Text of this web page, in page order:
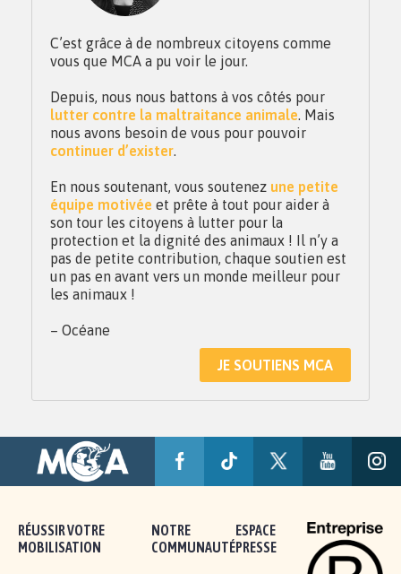
C’est grâce à de nombreux citoyens comme
vous que MCA a pu voir le jour.
Depuis, nous nous battons à vos côtés pour
lutter contre la maltraitance animale. Mais
nous avons besoin de vous pour pouvoir
continuer d’exister.
En nous soutenant, vous soutenez une petite
équipe motivée et prête à tout pour aider à
son tour les citoyens à lutter pour la
protection et la dignité des animaux ! Il n’y a
pas de petite contribution, chaque soutien est
un pas en avant vers un monde meilleur pour
les animaux !
– Océane
JE SOUTIENS MCA
RÉUSSIR VOTRE
MOBILISATION
NOTRE
COMMUNAUTÉ
ESPACE
PRESSE